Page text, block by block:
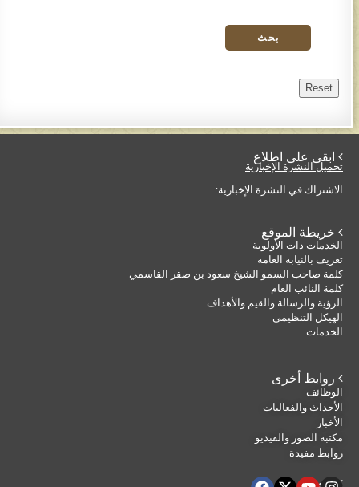
بحث
Reset
 ابقى على اطلاع
تحميل النشرة الإخبارية
الاشتراك في النشرة الإخبارية:
 خريطة الموقع
الخدمات ذات الأولوية
تعريف بالنيابة العامة
كلمة صاحب السمو الشيخ سعود بن صقر القاسمي
كلمة النائب العام
الرؤية والرسالة والقيم والأهداف
الهيكل التنظيمي
الخدمات
 روابط أخرى
الوظائف
الأحداث والفعاليات
الأخبار
مكتبة الصور والفيديو
روابط مفيدة
 تابعنا